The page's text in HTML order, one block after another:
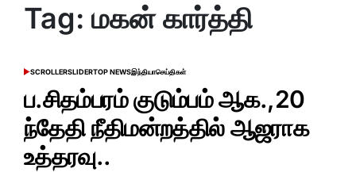
Tag: மகன் கார்த்தி
POSTED
SCROLLERSLIDERTOP NEWSஇந்தியாசெய்திகள்
ப.சிதம்பரம் குடும்பம் ஆக.,20
ந்தேதி நீதிமன்றத்தில் ஆஜராக
உத்தரவு..